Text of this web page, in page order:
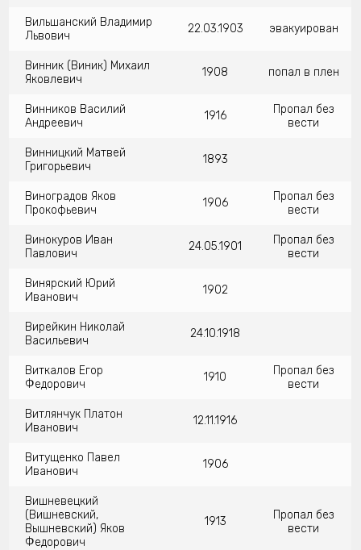
Вильшанский Владимир
Львович
22.03.1903 эвакуирован
Винник (Виник) Михаил
Яковлевич
1908 попал в плен
Винников Василий
Андреевич
1916
Пропал без
вести
Винницкий Матвей
Григорьевич
1893
Виноградов Яков
Прокофьевич
1906
Пропал без
вести
Винокуров Иван
Павлович
24.05.1901
Пропал без
вести
Винярский Юрий
Иванович
1902
Вирейкин Николай
Васильевич
24.10.1918
Виткалов Егор
Федорович
1910
Пропал без
вести
Витлянчук Платон
Иванович
12.11.1916
Витущенко Павел
Иванович
1906
Вишневецкий
(Вишневский,
Вышневский) Яков
Федорович
1913
Пропал без
вести